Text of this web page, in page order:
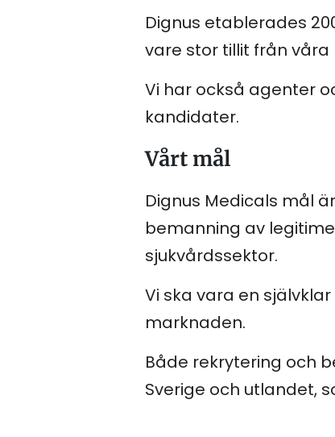
Dignus etablerades
vare stor tillit från
Vi har också agenter
kandidater.
Vårt mål
Dignus Medicals mål
bemanning av
sjukvårdssektor.
Vi ska vara en
marknaden.
Både rekrytering och
Sverige och utlandet,